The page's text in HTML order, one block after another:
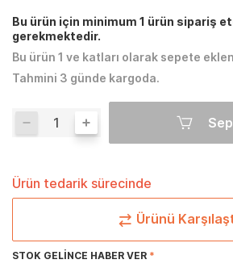
Bu ürün için minimum 1 ürün sipariş
gerekmektedir.
Bu ürün 1 ve katları olarak sepete
Tahmini 3 günde kargoda.
Ürün tedarik sürecinde
Ürünü
STOK GELINCE HABER VER